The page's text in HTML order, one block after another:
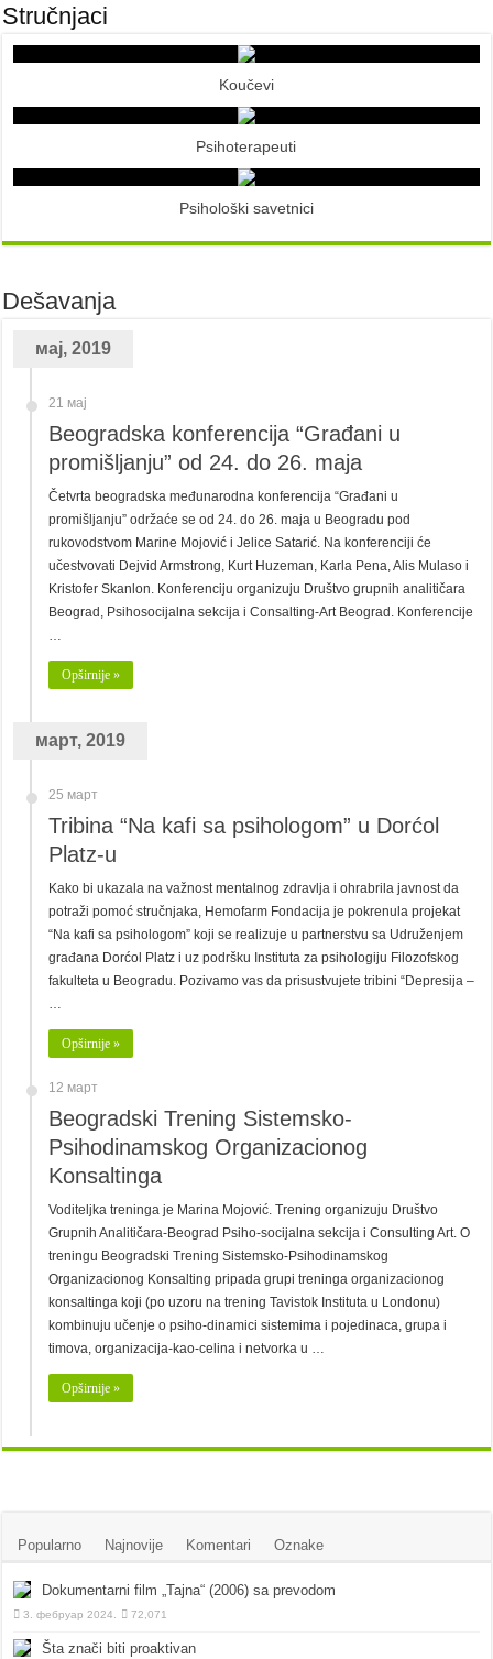
Stručnjaci
Koučevi
Psihoterapeuti
Psihološki savetnici
Dešavanja
мај, 2019
21 мај
Beogradska konferencija “Građani u
promišljanju” od 24. do 26. maja
Četvrta beogradska međunarodna konferencija “Građani u
promišljanju” održaće se od 24. do 26. maja u Beogradu pod
rukovodstvom Marine Mojović i Jelice Satarić. Na konferenciji će
učestvovati Dejvid Armstrong, Kurt Huzeman, Karla Pena, Alis Mulaso i
Kristofer Skanlon. Konferenciju organizuju Društvo grupnih analitičara
Beograd, Psihosocijalna sekcija i Consalting-Art Beograd. Konferencije
…
Opširnije »
март, 2019
25 март
Tribina “Na kafi sa psihologom” u Dorćol
Platz-u
Kako bi ukazala na važnost mentalnog zdravlja i ohrabrila javnost da
potraži pomoć stručnjaka, Hemofarm Fondacija je pokrenula projekat
“Na kafi sa psihologom” koji se realizuje u partnerstvu sa Udruženjem
građana Dorćol Platz i uz podršku Instituta za psihologiju Filozofskog
fakulteta u Beogradu. Pozivamo vas da prisustvujete tribini “Depresija –
…
Opširnije »
12 март
Beogradski Trening Sistemsko-
Psihodinamskog Organizacionog
Konsaltinga
Voditeljka treninga je Marina Mojović. Trening organizuju Društvo
Grupnih Analitičara-Beograd Psiho-socijalna sekcija i Consulting Art. O
treningu Beogradski Trening Sistemsko-Psihodinamskog
Organizacionog Konsalting pripada grupi treninga organizacionog
konsaltinga koji (po uzoru na trening Tavistok Instituta u Londonu)
kombinuju učenje o psiho-dinamici sistemima i pojedinaca, grupa i
timova, organizacija-kao-celina i netvorka u …
Opširnije »
Popularno Najnovije Komentari Oznake
Dokumentarni film „Tajna“ (2006) sa prevodom
3. фебруар 2024. 72,071
Šta znači biti proaktivan